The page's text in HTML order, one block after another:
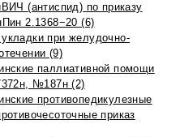
(антиспид) по приказу
2.1368−20 (6)
при желудочно-
(9)
паллиативной помощи
№187н (2)
противопедикулезные
приказ